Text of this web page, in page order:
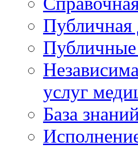
Публичная
Публичные
услуг
База